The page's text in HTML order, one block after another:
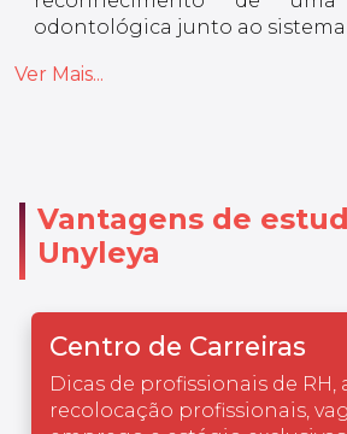
odontológica junto ao sistema
Ver Mais...
Vantagens de
Unyleya
Centro de Carreiras
Dicas de profissionais de RH,
recolocação profissionais,